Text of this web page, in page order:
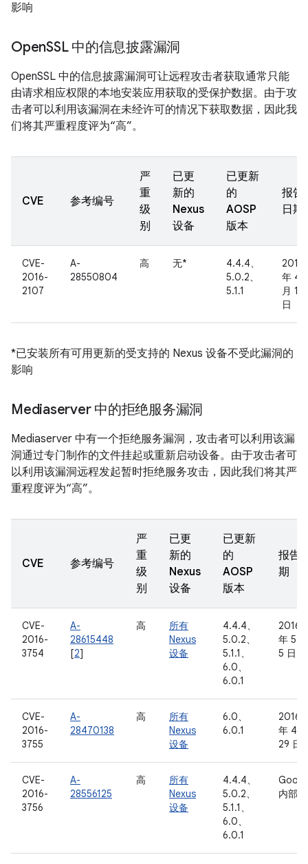
影响
OpenSSL 中的信息披露漏洞
OpenSSL 中的信息披露漏洞可让远程攻击者获取通常只能
由请求相应权限的本地安装应用获取的受保护数据。由于攻
击者可以利用该漏洞在未经许可的情况下获取数据，因此我
们将其严重程度评为“高”。
CVE 参考编号
严
重
级
别
已更
新的
Nexus
设备
已更新
的
AOSP
版本
报告
日期
CVE-
2016-
2107
A-
28550804
高 无*
4.4.4、
5.0.2、
5.1.1
2016
年 4
月 13
日
*已安装所有可用更新的受支持的 Nexus 设备不受此漏洞的
影响
Mediaserver 中的拒绝服务漏洞
Mediaserver 中有一个拒绝服务漏洞，攻击者可以利用该漏
洞通过专门制作的文件挂起或重新启动设备。由于攻击者可
以利用该漏洞远程发起暂时拒绝服务攻击，因此我们将其严
重程度评为“高”。
CVE 参考编号
严
重
级
别
已更
新的
Nexus
设备
已更新
的
AOSP
版本
报告
期
CVE-
2016-
3754
A-
28615448
[2]
高
所有
Nexus
设备
4.4.4、
5.0.2、
5.1.1、
6.0、
6.0.1
2016
年 5 月
5 日
CVE-
2016-
3755
A-
28470138
高
所有
Nexus
设备
6.0、
6.0.1
2016
年 4
29 日
CVE-
2016-
3756
A-
28556125
高
所有
Nexus
设备
4.4.4、
5.0.2、
5.1.1、
6.0、
6.0.1
内部